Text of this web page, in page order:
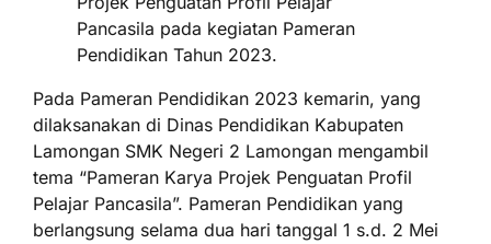
Pancasila pada kegiatan Pameran
Pendidikan Tahun 2023.
Pada Pameran Pendidikan 2023 kemarin, yang
dilaksanakan di Dinas Pendidikan Kabupaten
Lamongan SMK Negeri 2 Lamongan mengambil
tema “Pameran Karya Projek Penguatan Profil
Pelajar Pancasila”. Pameran Pendidikan yang
berlangsung selama dua hari tanggal 1 s.d. 2 Mei